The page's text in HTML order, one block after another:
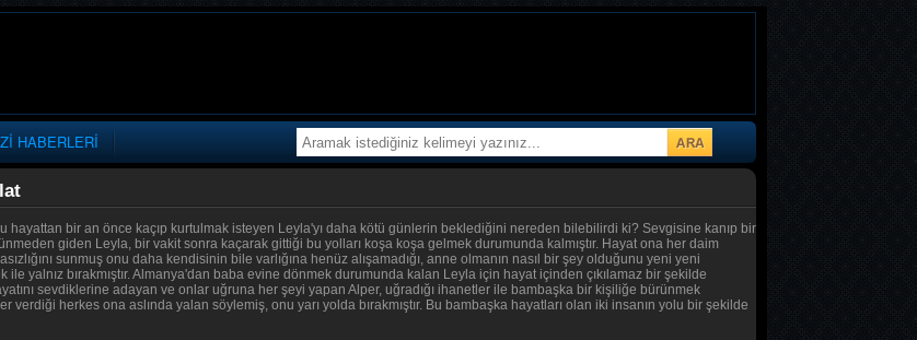
HABERLERİ
hayattan bir an önce kaçıp kurtulmak isteyen Leyla'yı daha kötü günlerin beklediğini nereden bilebilirdi ki? Sevgisine kanıp bir
giden Leyla, bir vakit sonra kaçarak gittiği bu yolları koşa koşa gelmek durumunda kalmıştır. Hayat ona her daim
sunmuş onu daha kendisinin bile varlığına henüz alışamadığı, anne olmanın nasıl bir şey olduğunu yeni yeni
ile yalnız bırakmıştır. Almanya'dan baba evine dönmek durumunda kalan Leyla için hayat içinden çıkılamaz bir şekilde
sevdiklerine adayan ve onlar uğruna her şeyi yapan Alper, uğradığı ihanetler ile bambaşka bir kişiliğe bürünmek
verdiği herkes ona aslında yalan söylemiş, onu yarı yolda bırakmıştır. Bu bambaşka hayatları olan iki insanın yolu bir şekilde